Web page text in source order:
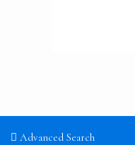
Advanced Search